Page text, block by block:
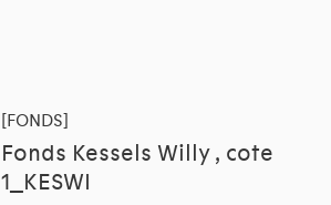
[FONDS]
Fonds Kessels Willy , cote
1_KESWI